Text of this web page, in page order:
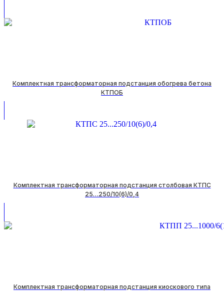
Комплектная трансформаторная подстанция обогрева бетона
КТПОБ
Комплектная трансформаторная подстанция столбовая КТПС
25…250/10(6)/0,4
Комплектная трансформаторная подстанция киоскового типа